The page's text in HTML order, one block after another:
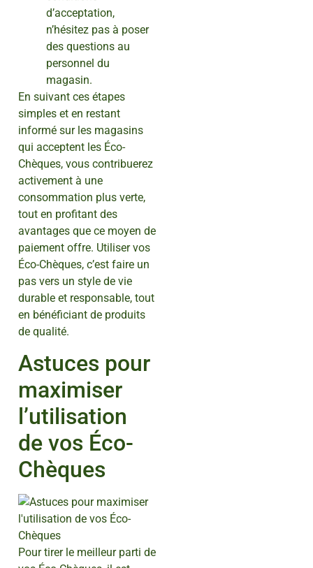
d’acceptation,
n’hésitez pas à poser
des questions au
personnel du
magasin.
En suivant ces étapes
simples et en restant
informé sur les magasins
qui acceptent les Éco-
Chèques, vous contribuerez
activement à une
consommation plus verte,
tout en profitant des
avantages que ce moyen de
paiement offre. Utiliser vos
Éco-Chèques, c’est faire un
pas vers un style de vie
durable et responsable, tout
en bénéficiant de produits
de qualité.
Astuces pour
maximiser
l’utilisation
de vos Éco-
Chèques
Pour tirer le meilleur parti de